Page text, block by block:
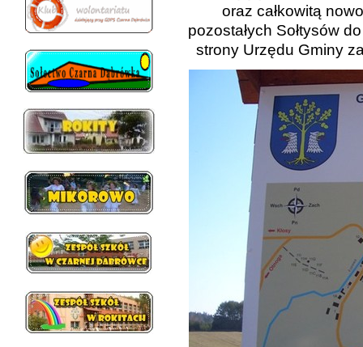
oraz całkowitą
pozostałych Sołtysów
strony Urzędu Gminy